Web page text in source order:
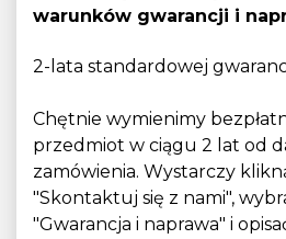
warunków gwarancji i
2-lata standardowej
Chętnie wymienimy
przedmiot w ciągu 2 lat od
zamówienia. Wystarczy
"Skontaktuj się z nami",
"Gwarancja i naprawa" i